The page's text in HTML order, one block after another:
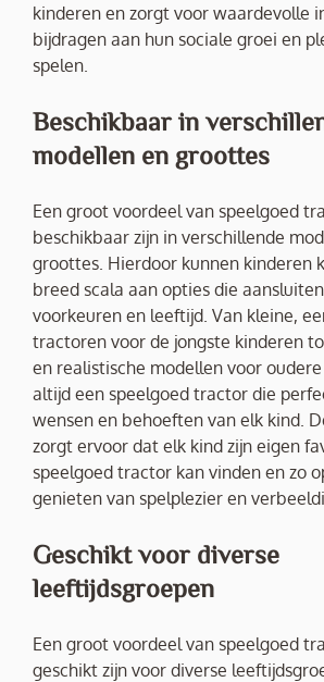
kinderen en zorgt voor waardevolle
bijdragen aan hun sociale groei en
spelen.
Beschikbaar in
modellen en groottes
Een groot voordeel van speelgoed
beschikbaar zijn in verschillende
groottes. Hierdoor kunnen kinderen
breed scala aan opties die
voorkeuren en leeftijd. Van kleine,
tractoren voor de jongste kinderen
en realistische modellen voor
altijd een speelgoed tractor die
wensen en behoeften van elk kind.
zorgt ervoor dat elk kind zijn eigen
speelgoed tractor kan vinden en zo
genieten van spelplezier en
Geschikt voor diverse
leeftijdsgroepen
Een groot voordeel van speelgoed
geschikt zijn voor diverse